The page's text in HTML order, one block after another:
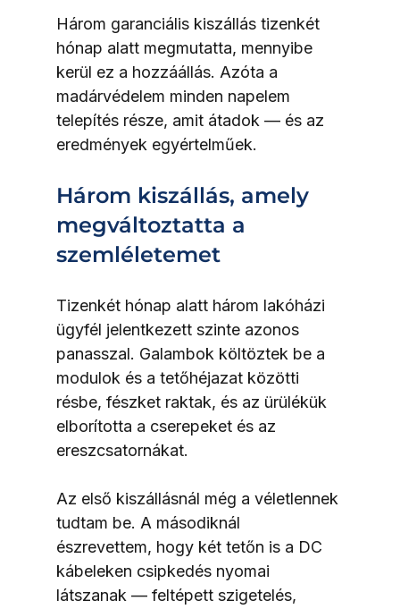
Három garanciális kiszállás tizenkét
hónap alatt megmutatta, mennyibe
kerül ez a hozzáállás. Azóta a
madárvédelem minden napelem
telepítés része, amit átadok — és az
eredmények egyértelműek.
Három kiszállás, amely
megváltoztatta a
szemléletemet
Tizenkét hónap alatt három lakóházi
ügyfél jelentkezett szinte azonos
panasszal. Galambok költöztek be a
modulok és a tetőhéjazat közötti
résbe, fészket raktak, és az ürülékük
elborította a cserepeket és az
ereszcsatornákat.
Az első kiszállásnál még a véletlennek
tudtam be. A másodiknál
észrevettem, hogy két tetőn is a DC
kábeleken csipkedés nyomai
látszanak — feltépett szigetelés,